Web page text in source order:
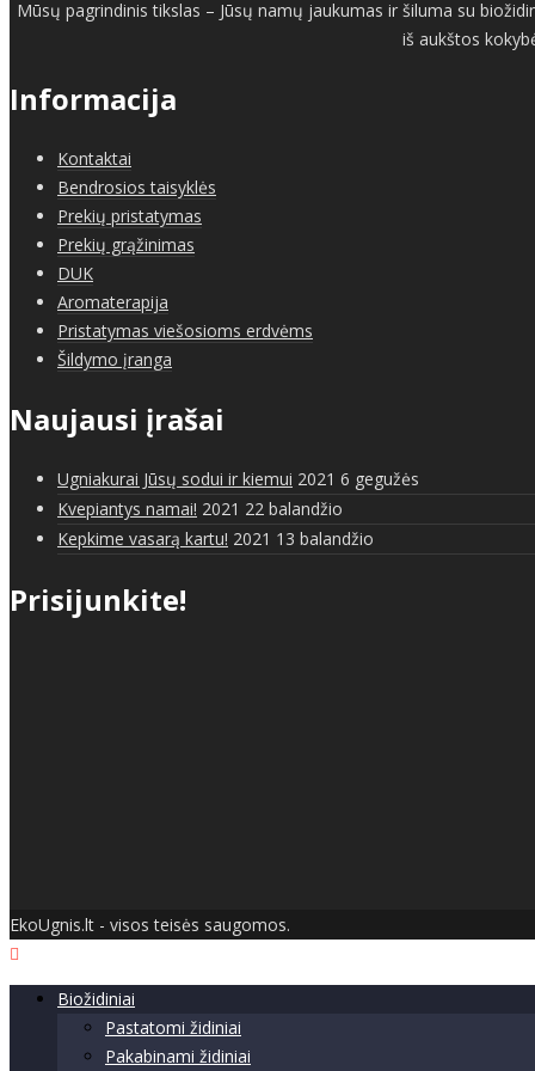
Mūsų pagrindinis tikslas – Jūsų namų jaukumas ir šiluma su
iš aukštos
Informacija
Kontaktai
Bendrosios taisyklės
Prekių pristatymas
Prekių grąžinimas
DUK
Aromaterapija
Pristatymas viešosioms erdvėms
Šildymo įranga
Naujausi įrašai
Ugniakurai Jūsų sodui ir kiemui 2021 6 gegužės
Kvepiantys namai! 2021 22 balandžio
Kepkime vasarą kartu! 2021 13 balandžio
Prisijunkite!
EkoUgnis.lt - visos teisės saugomos.
Biožidiniai
Pastatomi židiniai
Pakabinami židiniai